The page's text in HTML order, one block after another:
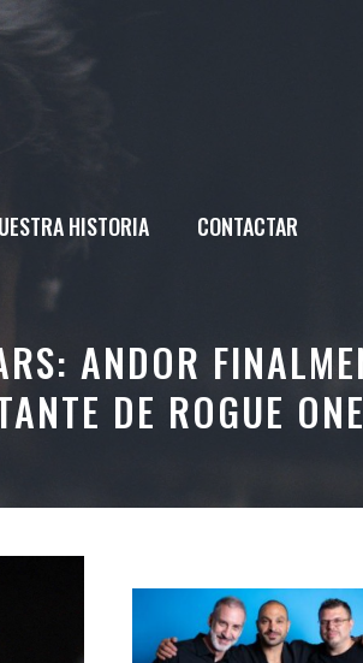
HISTORIA CONTACTAR
ANDOR
DE ROGUE ONE